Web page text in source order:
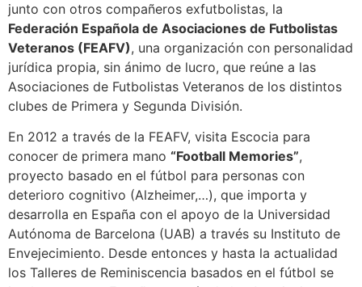
junto con otros compañeros exfutbolistas, la
Federación Española de Asociaciones de Futbolistas
Veteranos (FEAFV), una organización con personalidad
jurídica propia, sin ánimo de lucro, que reúne a las
Asociaciones de Futbolistas Veteranos de los distintos
clubes de Primera y Segunda División.
En 2012 a través de la FEAFV, visita Escocia para
conocer de primera mano “Football Memories”,
proyecto basado en el fútbol para personas con
deterioro cognitivo (Alzheimer,…), que importa y
desarrolla en España con el apoyo de la Universidad
Autónoma de Barcelona (UAB) a través su Instituto de
Envejecimiento. Desde entonces y hasta la actualidad
los Talleres de Reminiscencia basados en el fútbol se